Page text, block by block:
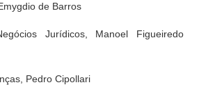
de Barros
Jurídicos, Manoel Figueiredo
Pedro Cipollari